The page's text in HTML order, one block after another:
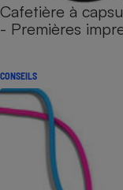
Cafetière à
- Premières
CONSEILS